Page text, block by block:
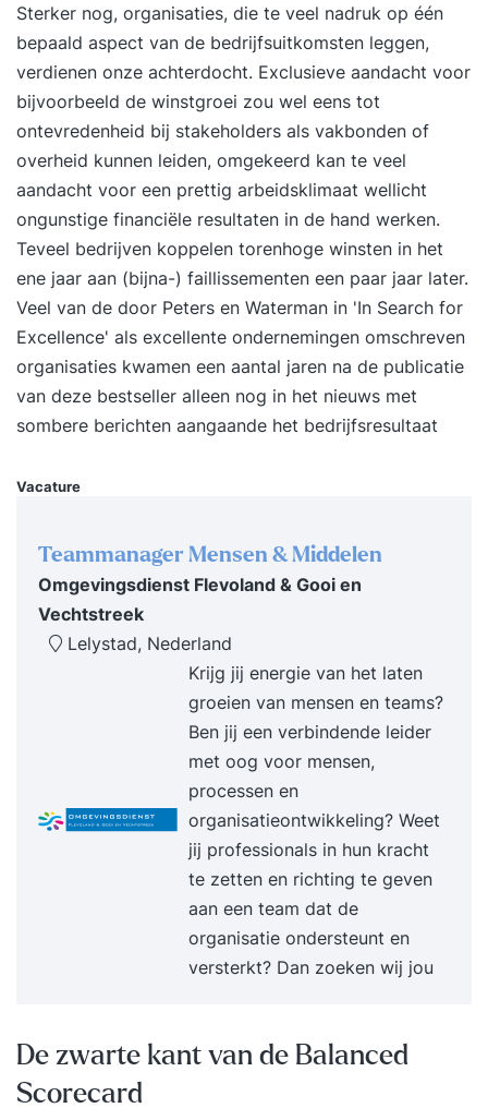
in een management- rapportage plaatsen
Doelgroep: Algemeen directeur Commercieel
directeur Financieel directeur Controller Hoofd
personeelszaken Teamleider Projectmedewerker
Managementondersteuner Manager ICT Staflid
Beleidsmedewerker Lesvorm:Interactief in klein
groepen. Afwisselend theorie en
oefeningen.Resultaat: Na afloop ben je in staat
een strategiekaart en balanced scorecard op te
stellen De strategie van jouw organisatie om te
zetten in acties en de voortgang van de realisatie
te meten Je kent de succes- en faalfactoren van
een Balanced Scorecard-implentatie
Sterker nog, organisaties, die te veel nadruk op één
bepaald aspect van de bedrijfsuitkomsten leggen,
verdienen onze achterdocht. Exclusieve aandacht voor
bijvoorbeeld de winstgroei zou wel eens tot
ontevredenheid bij stakeholders als vakbonden of
overheid kunnen leiden, omgekeerd kan te veel
aandacht voor een prettig arbeidsklimaat wellicht
ongunstige financiële resultaten in de hand werken.
Teveel bedrijven koppelen torenhoge winsten in het
ene jaar aan (bijna-) faillissementen een paar jaar later.
Veel van de door Peters en Waterman in 'In Search for
Excellence' als excellente ondernemingen omschreven
organisaties kwamen een aantal jaren na de publicatie
van deze bestseller alleen nog in het nieuws met
sombere berichten aangaande het bedrijfsresultaat
Vacature
Teammanager Mensen & Middelen
Omgevingsdienst Flevoland & Gooi en
Vechtstreek
Lelystad, Nederland
Krijg jij energie van het laten
groeien van mensen en teams?
Ben jij een verbindende leider
met oog voor mensen,
processen en
organisatieontwikkeling? Weet
jij professionals in hun kracht
te zetten en richting te geven
aan een team dat de
organisatie ondersteunt en
versterkt? Dan zoeken wij jou
De zwarte kant van de Balanced
Scorecard